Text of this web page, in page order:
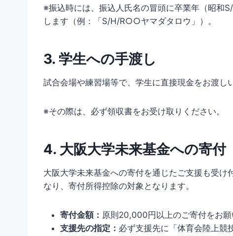
※振込時には、振込人氏名の冒頭に卒業年（昭和
します（例：「S/H/R○○ヤマダタロウ」）。
3. 学生への手渡し
試合会場や練習場等で、学生に直接現金をお渡し
※その際は、必ず領収書をお受け取りください。
4. 大阪大学未来基金への寄付
大阪大学未来基金への寄付を通じたご支援も受け
なり、寄付所得控除の対象となります。
寄付金額： 原則20,000円以上のご寄付をお願
支援先の指定： 必ず支援先に「体育会陸上競